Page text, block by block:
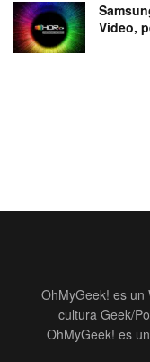
Video,
OhMyGeek! es
cultura Geek/
OhMyGeek! es